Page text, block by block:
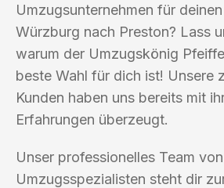
Umzugsunternehmen für
Würzburg nach Preston? Lass
warum der Umzugskönig
beste Wahl für dich ist! Unsere
Kunden haben uns bereits mit
Erfahrungen überzeugt.
Unser professionelles Team von
Umzugsspezialisten steht dir